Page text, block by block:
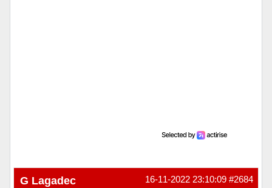
#2684
16-11-2022 23:10:09
G Lagadec